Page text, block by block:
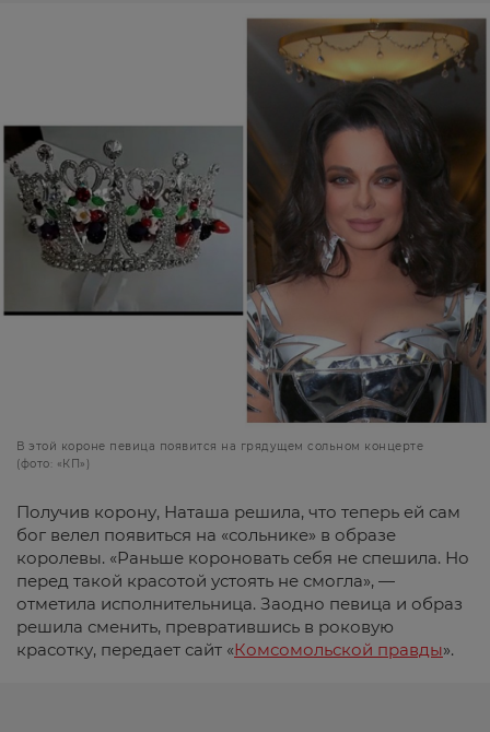
В этой короне певица появится на грядущем сольном концерте
(фото: «КП»)
Получив корону, Наташа решила, что теперь ей сам
бог велел появиться на «сольнике» в образе
королевы. «Раньше короновать себя не спешила. Но
перед такой красотой устоять не смогла», —
отметила исполнительница. Заодно певица и образ
решила сменить, превратившись в роковую
красотку, передает сайт «Комсомольской правды».